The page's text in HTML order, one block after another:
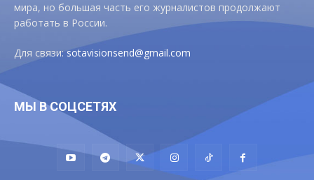
мира, но большая часть его журналистов продолжают
работать в России.
Для связи:sotavisionsend@gmail.com
МЫ В СОЦСЕТЯХ